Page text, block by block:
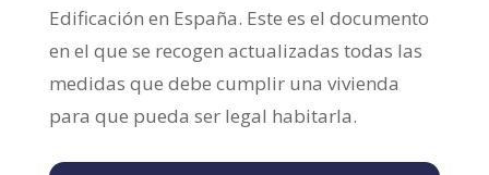
Edificación en España. Este es el documento
en el que se recogen actualizadas todas las
medidas que debe cumplir una vivienda
para que pueda ser legal habitarla.